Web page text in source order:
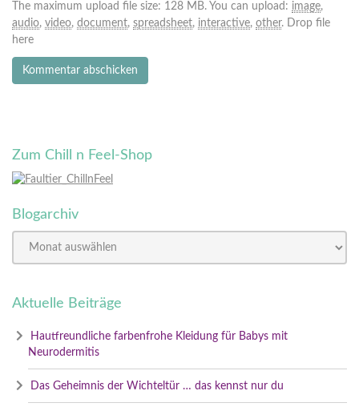
The maximum upload file size: 128 MB. You can upload: image,
audio, video, document, spreadsheet, interactive, other. Drop file
here
Zum Chill n Feel-Shop
Blogarchiv
Aktuelle Beiträge
Hautfreundliche farbenfrohe Kleidung für Babys mit
Neurodermitis
Das Geheimnis der Wichteltür … das kennst nur du